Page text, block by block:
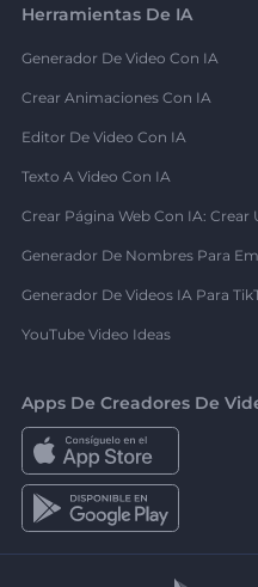
Herramientas De IA
Generador De Video Con IA
Crear Animaciones Con IA
Editor De Video Con IA
Texto A Video Con IA
Crear Página Web Con IA:
Generador De Nombres Para
Generador De Videos IA Para
YouTube Video Ideas
Apps De Creadores De